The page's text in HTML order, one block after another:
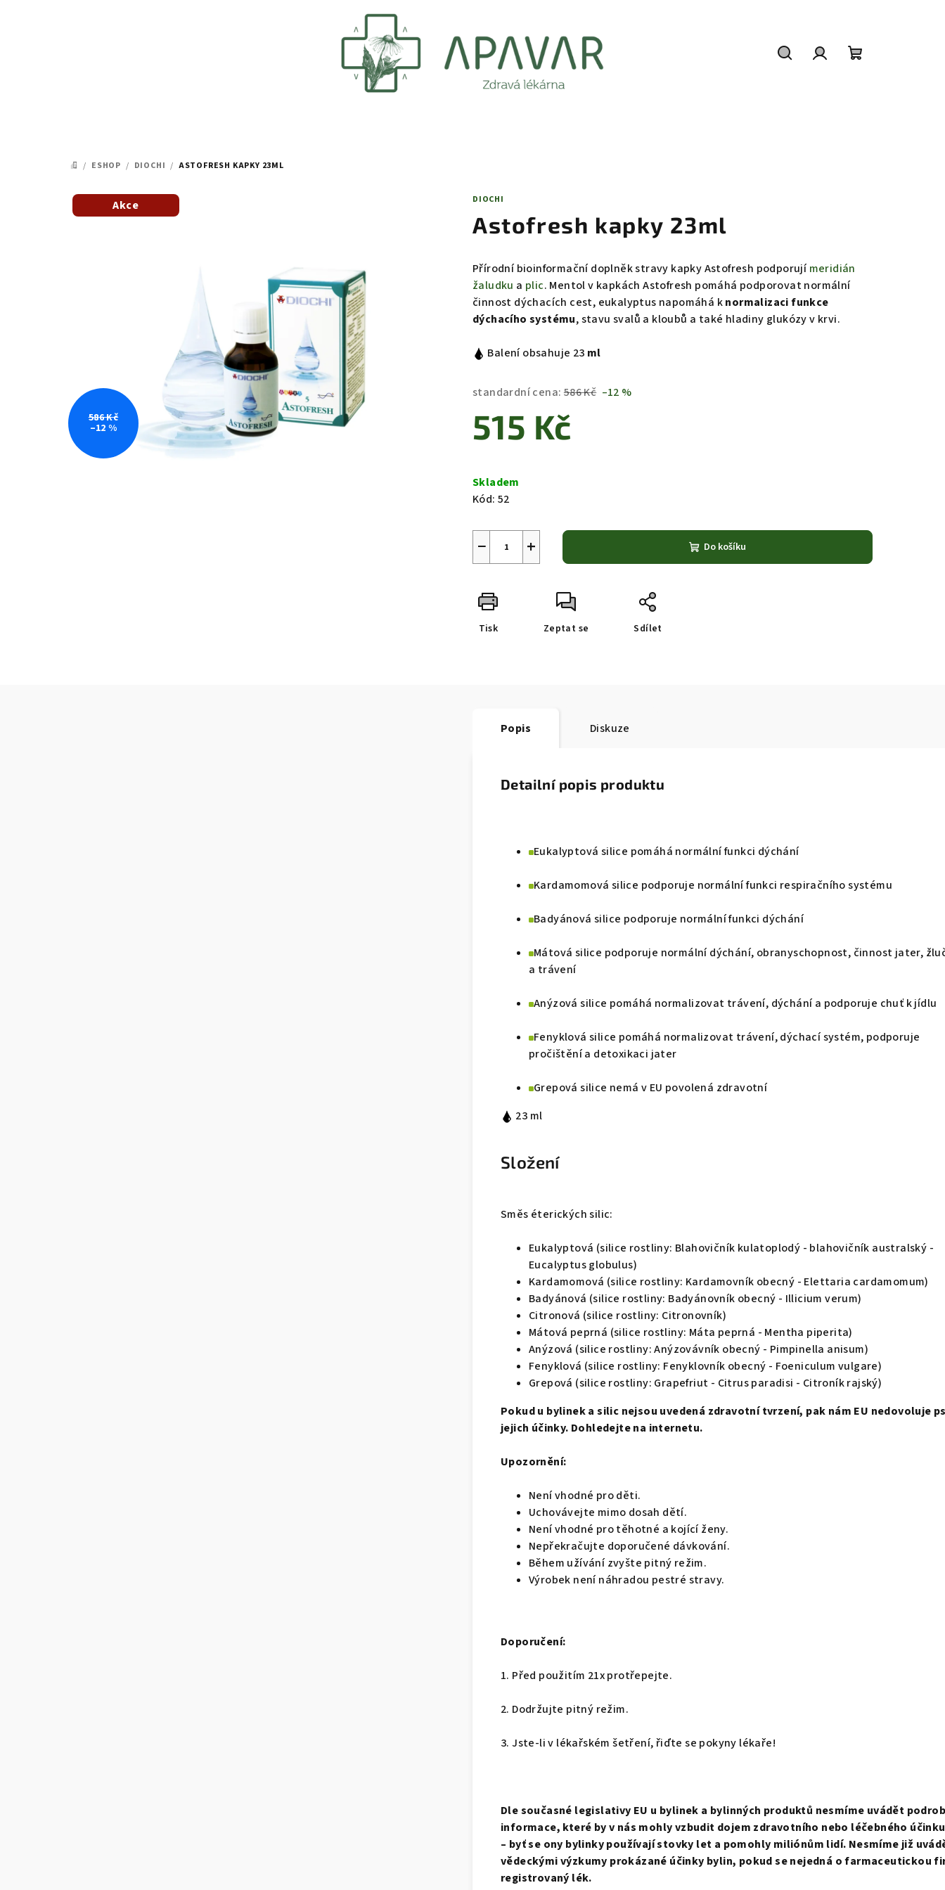
DOMŮ
/ ESHOP / DIOCHI / ASTOFRESH KAPKY 23ML
DIOCHI
Astofresh kapky 23ml
Přírodní bioinformační doplněk stravy kapky Astofresh podporujímeridián
žaludku a plic. Mentolv kapkách Astofresh pomáhá podporovat normální
činnost dýchacích cest, eukalyptus napomáhá knormalizaci funkce
dýchacího systému, stavu svalů a kloubů a také hladiny glukózy v krvi.
Balení obsahuje 23 ml
standardní cena: 586 Kč –12 %
515 Kč
cena:
Skladem
Kód: 52
+
− Do košíku
Tisk Zeptat se Sdílet
Akce
586 Kč
–12 %
Popis Diskuze
Detailní popis produktu
Eukalyptová silice pomáhá normální funkci dýchání
Kardamomová silice podporuje normální funkci respiračního systému
Badyánová silice podporuje normální funkci dýchání
Mátová silice podporuje normální dýchání, obranyschopnost, činnost jater,
a trávení
Anýzová silice pomáhá normalizovat trávení, dýchání a podporuje chuť k jídlu
Fenyklová silice pomáhá normalizovat trávení, dýchací systém, podporuje
pročištění a detoxikaci jater
Grepová silice nemá v EU povolená zdravotní
23 ml
Složení
Směs éterických silic:
Eukalyptová (silice rostliny: Blahovičník kulatoplodý - blahovičník australský -
Eucalyptus globulus)
Kardamomová (silice rostliny: Kardamovník obecný - Elettaria cardamomum)
Badyánová (silice rostliny: Badyánovník obecný - Illicium verum)
Citronová (silice rostliny: Citronovník)
Mátová peprná (silice rostliny: Máta peprná - Mentha piperita)
Anýzová (silice rostliny: Anýzovávník obecný - Pimpinella anisum)
Fenyklová (silice rostliny: Fenyklovník obecný - Foeniculum vulgare)
Grepová (silice rostliny: Grapefriut - Citrus paradisi - Citroník rajský)
Pokud u bylinek a silic nejsou uvedená zdravotní tvrzení, pak nám EU nedovoluje
jejich účinky. Dohledejte na internetu.
Upozornění:
Není vhodné pro děti.
Uchovávejte mimo dosah dětí.
Není vhodné pro těhotné a kojící ženy.
Nepřekračujte doporučené dávkování.
Během užívání zvyšte pitný režim.
Výrobek není náhradou pestré stravy.
Doporučení:
1. Před použitím 21x protřepejte.
2. Dodržujte pitný režim.
3. Jste-li v lékařském šetření, řiďte se pokyny lékaře!
Dle současné legislativy EU u bylinek a bylinných produktů nesmíme uvádět
informace, které by v nás mohly vzbudit dojem zdravotního nebo léčebného
– byť se ony bylinky používají stovky let a pomohly miliónům lidí. Nesmíme již
vědeckými výzkumy prokázané účinky bylin, pokud se nejedná o farmaceutickou
registrovaný lék.